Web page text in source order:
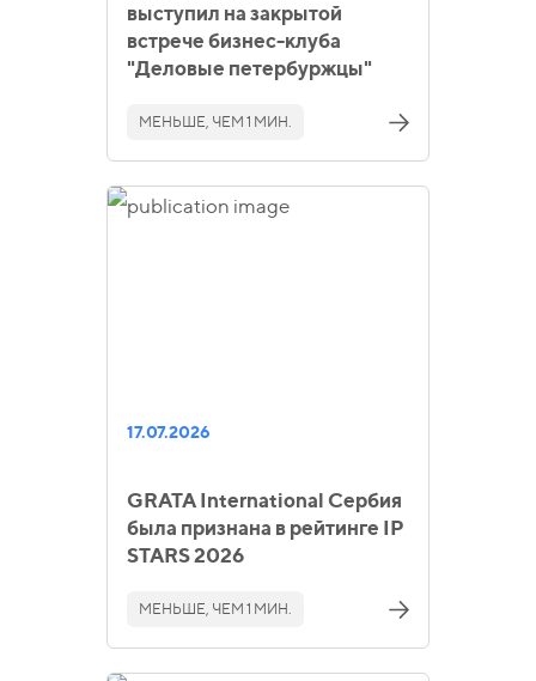
выступил на закрытой
встрече бизнес-клуба
"Деловые петербуржцы"
МЕНЬШЕ, ЧЕМ 1 МИН.
17.07.2026
GRATA International Сербия
была признана в рейтинге IP
STARS 2026
МЕНЬШЕ, ЧЕМ 1 МИН.